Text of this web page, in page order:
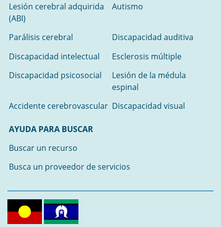
Lesión cerebral adquirida
(ABI)
Autismo
Parálisis cerebral
Discapacidad auditiva
Discapacidad intelectual
Esclerosis múltiple
Discapacidad psicosocial
Lesión de la médula
espinal
Accidente cerebrovascular Discapacidad visual
AYUDA PARA BUSCAR
Buscar un recurso
Busca un proveedor de servicios